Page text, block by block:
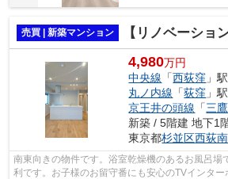
売買 | 新築マンション 【リノベーション済】
4,980万円
中央線 「西荻窪 」
丸ノ内線 「荻窪 」
京王井の頭線 「三
新築 / 5階建 地下1
東京都杉並区西荻南
南東向きの物件です。浴室乾燥機のあるお風呂場
利です。お子様のお留守番にも安心のTVインタ